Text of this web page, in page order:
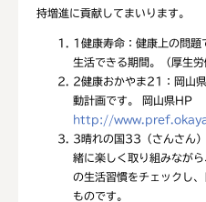
持増進に貢献してまいります。
1 健康寿命：健康上の問題
生活できる期間。（厚生労
2健康おかやま21：岡山
動計画です。 岡山県HP
http://
3晴れの国33（さんさん
緒に楽しく取り組みなが
の生活習慣をチェックし
ものです。